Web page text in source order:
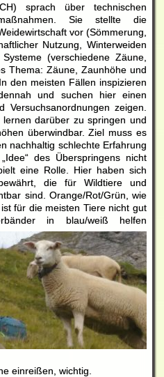
sprach über technischen
Sie stellte die
vor (Sömmerung,
Nutzung, Winterweiden
(verschiedene Zäune,
Thema: Zäune, Zaunhöhe und
den meisten Fällen inspizieren
und suchen hier einen
Versuchsanordnungen zeigen.
darüber zu springen und
überwindbar. Ziel muss es
nachhaltig schlechte Erfahrung
des Überspringens nicht
eine Rolle. Hier haben sich
die für Wildtiere und
sind. Orange/Rot/Grün, wie
für die meisten Tiere nicht gut
in blau/weiß helfen
einreißen, wichtig.